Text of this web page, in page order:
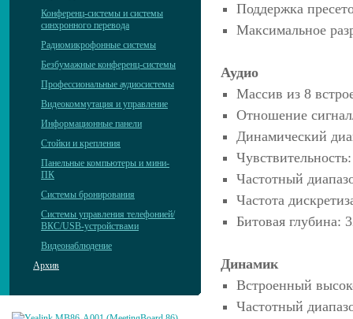
Конференц-системы и системы
синхронного перевода
Радиомикрофонные системы
Безбумажные конференц-системы
Профессиональные аудиосистемы
Видеокоммутация и управление
Информационные панели
Стойки и крепления
Панельные компьютеры и мини-
ПК
Системы бронирования
Системы управления телефонией/
ВКС/USB-устройствами
Видеонаблюдение
Архив
Поддержка
Максимальное
Аудио
Массив из 8
Отношение
Динамический
Частотный
Частота
Битовая глубина:
Динамик
Встроенный
Частотный